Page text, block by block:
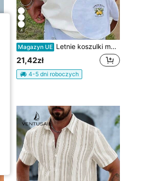
4
Magazyn UE Letnie koszulki męskie Manfinity z nadrukiem graficznym Lemon Wine, krótkie rękawy, okrągły dekolt, casualowy top na lato i wiosnę, bawełniane koszulki męskie, letnia stylizacja na
21,42zł
4-5 dni roboczych